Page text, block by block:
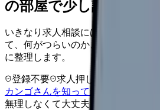
の部屋で少し話してみ
いきなり求人相談には進みません。
て、何がつらいのか、辞めるべきか
に整理します。
登録不要 求人押し売りなし
病
カンゴさんを知ってから相談する
無理しなくて大丈夫